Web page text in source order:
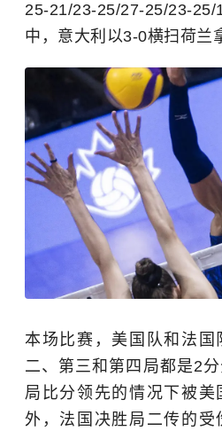
25-21/23-25/27-25/23-
中，意大利以3-0横扫荷兰
本场比赛，美国队和法国
二、第三和第四局都是2
局比分领先的情况下被美
外，法国决胜局二传的受